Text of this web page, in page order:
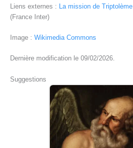
Liens externes : La mission de Triptolème
(France Inter)
Image : Wikimedia Commons
Dernière modification le 09/02/2026.
Suggestions